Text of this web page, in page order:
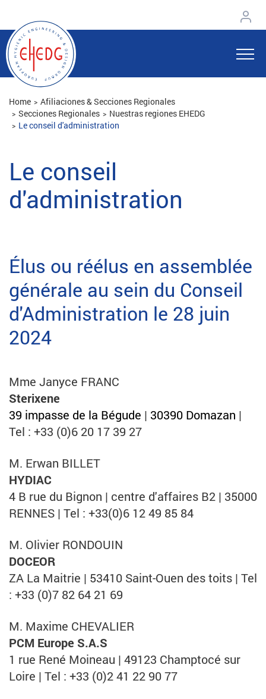
Home
Afiliaciones & Secciones Regionales
Secciones Regionales
Nuestras regiones EHEDG
Le conseil d'administration
Le conseil
d'administration
Élus ou réélus en assemblée
générale au sein du Conseil
d'Administration le 28 juin
2024
Mme Janyce FRANC
Sterixene
39 impasse de la Bégude | 30390 Domazan |
Tel : +33 (0)6 20 17 39 27
M. Erwan BILLET
HYDIAC
4 B rue du Bignon | centre d'affaires B2 | 35000
RENNES | Tel : +33(0)6 12 49 85 84
M. Olivier RONDOUIN
DOCEOR
ZA La Maitrie | 53410 Saint-Ouen des toits | Tel
: +33 (0)7 82 64 21 69
M. Maxime CHEVALIER
PCM Europe S.A.S
1 rue René Moineau | 49123 Champtocé sur
Loire | Tel : +33 (0)2 41 22 90 77